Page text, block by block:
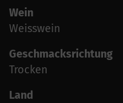
Wein
Weisswein
Geschmacksrichtung
Trocken
Land